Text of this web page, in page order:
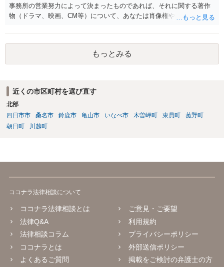
事務所の営業努力によって決まったものであれば、それに関する著作
物（ドラマ、映画、CM等）について、あなたは肖像権やパブリシティ
う意味と思われます。 事務所が獲得した仕事から生じる権利を、解除
後も事務所が管理すること自体には合理性がある場合もあります。し
かし「事務所に帰属する」という表現は、本来他人に譲渡できるもの
ではない肖像権等が事務所に渡ってしまうかのようにも読め、あなた
所と協議することをお勧めします。
もっとみる
近くの市区町村を選び直す
北部
四日市市
桑名市 鈴鹿市 亀山市 いなべ市 木曽岬町 東員町
菰野町
朝日町
川越町
ココナラ法律相談について
ココナラ法律相談とは
法律Q&A
法律相談コラム
ココナラとは
よくあるご質問
ご意見・ご要望
利用規約
プライバシーポリシー
外部送信ポリシー
掲載をご検討の弁護士の方